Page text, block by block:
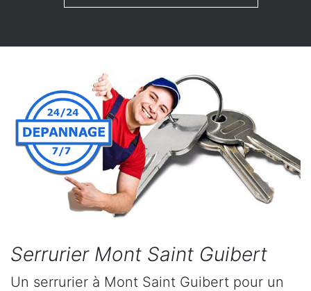
Serrurier Mont Saint Guibert
Un serrurier à Mont Saint Guibert pour un